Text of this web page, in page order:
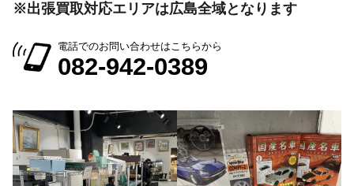
※出張買取対応エリアは広島全域となります
電話でのお問い合わせはこちらから
082-942-0389